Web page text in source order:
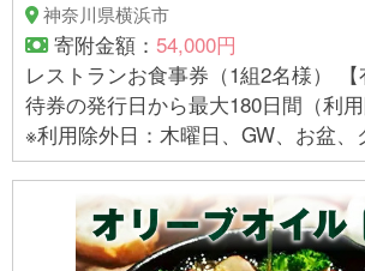
神奈川県横浜市
寄附金額： 54,000円
レストランお食事券（1組2名様） 【有効期限】 ご招
待券の発行日から最大180日間（利用
※利用除外日：木曜日、GW、お盆、
末年始、およびレストラン特定日
きましては、公式ホームページの最
ください ※理由の如何にかかわらず
れません